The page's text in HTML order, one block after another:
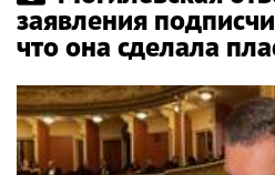
заявления
что она сделала